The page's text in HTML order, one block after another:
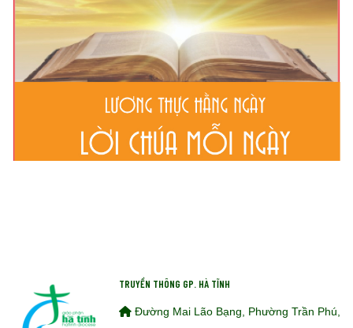
TRUYỀN THÔNG GP. HÀ TĨNH
Đường Mai Lão Bạng, Phường Trần Phú,